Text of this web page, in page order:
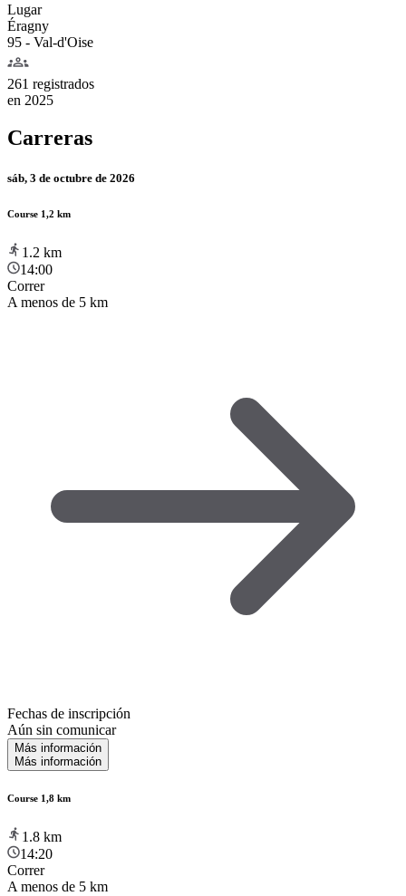
Lugar
Éragny
95 - Val-d'Oise
261 registrados
en 2025
Carreras
sáb, 3 de octubre de 2026
Course 1,2 km
1.2 km
14:00
Correr
A menos de 5 km
Fechas de inscripción
Aún sin comunicar
Más información
Más información
Course 1,8 km
1.8 km
14:20
Correr
A menos de 5 km